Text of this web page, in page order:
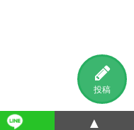
投稿
▲